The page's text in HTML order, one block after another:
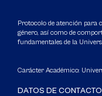
Protocolo de atención para
género, así como de
fundamentales de la
Carácter Académico:
DATOS DE CONTACTO